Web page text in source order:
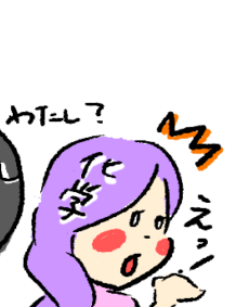
なのは「血流」である
化学ストレスによる冷えがもた
らす弊害。日本と韓国の共通点
とは？
太郎」
起業をめざす方に
増税なしで生み出せる
更年期障害の対策には『脱・化
学物質』で自律神経を整えよう